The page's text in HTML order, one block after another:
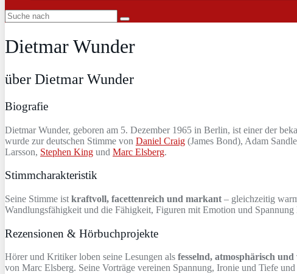
Dietmar Wunder
über Dietmar Wunder
Biografie
Dietmar Wunder, geboren am 5. Dezember 1965 in Berlin, ist einer der
wurde zur deutschen Stimme von Daniel Craig (James Bond), Adam
Larsson, Stephen King und Marc Elsberg.
Stimmcharakteristik
Seine Stimme ist kraftvoll, facettenreich und markant – gleichzeitig
Wandlungsfähigkeit und die Fähigkeit, Figuren mit Emotion und Spannung
Rezensionen & Hörbuchprojekte
Hörer und Kritiker loben seine Lesungen als fesselnd, atmosphärisch und
von Marc Elsberg. Seine Vorträge vereinen Spannung, Ironie und Tiefe